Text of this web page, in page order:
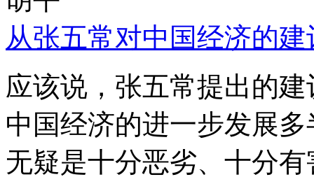
从张五常对中国经济的
应该说，张五常提出的
中国经济的进一步发展
无疑是十分恶劣、十分